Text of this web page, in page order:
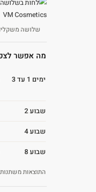
שלושה
מה אפשר
ימים 1 עד 3
שבוע 2
שבוע 4
שבוע 8
התוצאות